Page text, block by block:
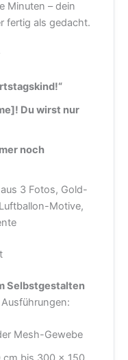
Minuten – dein
fertig als gedacht.
Du wirst nur
noch
3 Fotos, Gold-
Motive,
Selbstgestalten
Mesh-Gewebe